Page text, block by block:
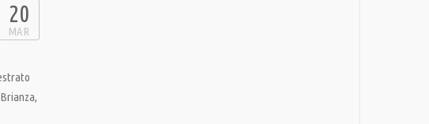
20
MAR